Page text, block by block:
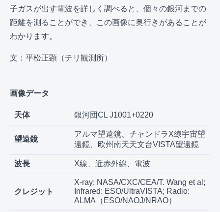
子ガスが出す電波を詳しく調べると、個々の銀河までの
距離を測ることができ、この画像に奥行きがあることが
わかります。
文：平松正顕（チリ観測所）
画像データ
天体 銀河団CL J1001+0220
望遠鏡
アルマ望遠鏡、チャンドラX線宇宙望
遠鏡、欧州南天天文台VISTA望遠鏡
波長 X線、近赤外線、電波
クレジット
X-ray: NASA/CXC/CEA/T. Wang et al;
Infrared: ESO/UltraVISTA; Radio:
ALMA（ESO/NAOJ/NRAO）